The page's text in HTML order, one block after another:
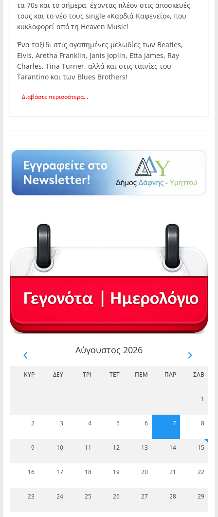
τα 70s και το σήμερα, έχοντας πλέον στις αποσκευές
τους και το νέο τους single «Καρδιά Καφενείο», που
κυκλοφορεί από τη Heaven Music!
Ένα ταξίδι στις αγαπημένες μελωδίες των Beatles,
Elvis, Aretha Franklin, Janis Joplin, Etta James, Ray
Charles, Tina Turner, αλλά και στις ταινίες του
Tarantino και των Blues Brothers!
Διαβάστε περισσότερα...
Αύγουστος 2026
ΚΥΡ ΔΕΥ ΤΡΊ ΤΕΤ ΠΈΜ ΠΑΡ ΣΆΒ
1
2 3 4 5 6 7 8
9 10 11 12 13 14 15
16 17 18 19 20 21 22
23 24 25 26 27 28 29